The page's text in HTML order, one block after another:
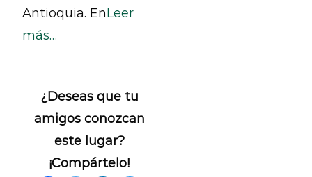
Antioquia. EnLeer
más…
¿Deseas que tu
amigos conozcan
este lugar?
¡Compártelo!